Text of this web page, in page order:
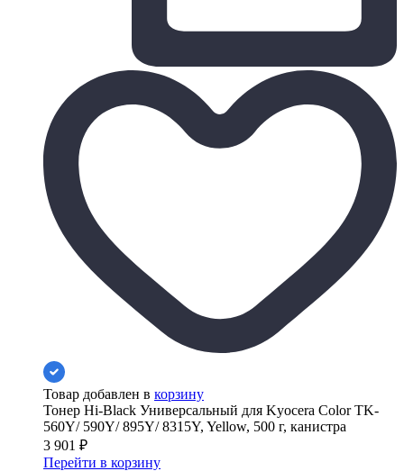
Товар добавлен в корзину
Тонер Hi-Black Универсальный для Kyocera Color TK-
560Y/ 590Y/ 895Y/ 8315Y, Yellow, 500 г, канистра
3 901 ₽
Перейти в корзину